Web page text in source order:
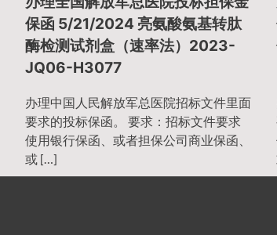
导
航
保函 5/21/2024 亮氨酸氨基转肽
酶检测试剂盒（速率法）2023-
JQ06-H3077
办理中国人民解放军总医院招标文件里面
要求的投标保函。 要求：招标文件要求
使用银行保函、或者担保公司商业保函、
或 […]